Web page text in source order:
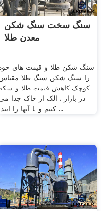
سنگ سخت سنگ شکن
معدن طلا
سنگ شکن طلا و قیمت های
را سنگ شکن سنگ طلا مقیاس
کوچک کاهش قیمت طلا و سکه
در بازار . الک از خاک جدا می
کنیم و یا آنها را ابتدا ...